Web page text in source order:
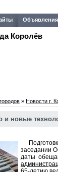
Объявления
Королёв
» Новости г.
и новые
заседании
даты